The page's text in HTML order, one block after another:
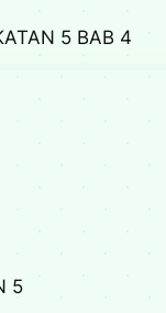
5 BAB 4
5